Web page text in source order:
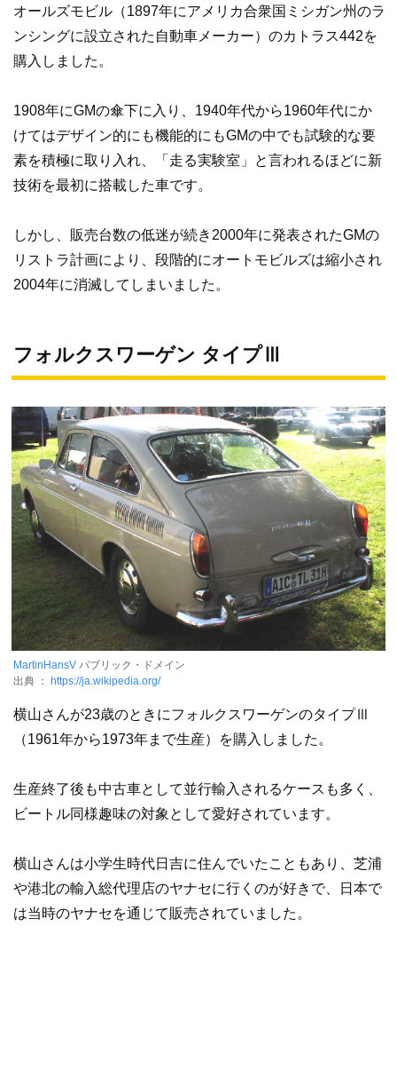
オールズモビル（1897年にアメリカ合衆国ミシガン州のラ
ンシングに設立された自動車メーカー）のカトラス442を
購入しました。
1908年にGMの傘下に入り、1940年代から1960年代にか
けてはデザイン的にも機能的にもGMの中でも試験的な要
素を積極に取り入れ、「走る実験室」と言われるほどに新
技術を最初に搭載した車です。
しかし、販売台数の低迷が続き2000年に発表されたGMの
リストラ計画により、段階的にオートモビルズは縮小され
2004年に消滅してしまいました。
フォルクスワーゲン タイプⅢ
MartinHansV パブリック・ドメイン
出典 ：
https://ja.wikipedia.org/
横山さんが23歳のときにフォルクスワーゲンのタイプⅢ
（1961年から1973年まで生産）を購入しました。
生産終了後も中古車として並行輸入されるケースも多く、
ビートル同様趣味の対象として愛好されています。
横山さんは小学生時代日吉に住んでいたこともあり、芝浦
や港北の輸入総代理店のヤナセに行くのが好きで、日本で
は当時のヤナセを通じて販売されていました。